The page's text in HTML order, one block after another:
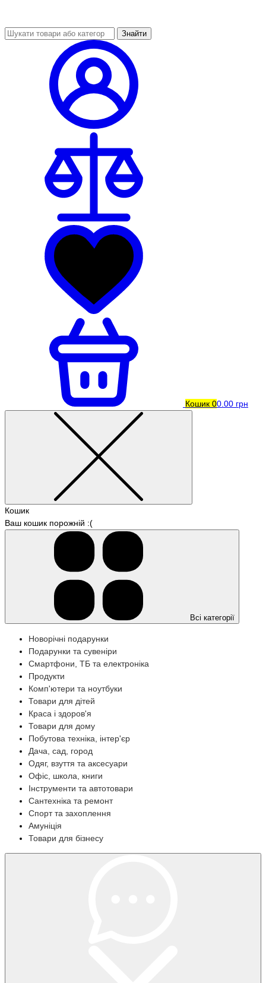
Знайти
Кошик 00.00 грн
Кошик
Ваш кошик порожній :(
Всі категорії
Новорічні подарунки
Подарунки та сувеніри
Смартфони, ТБ та електроніка
Продукти
Комп'ютери та ноутбуки
Товари для дітей
Краса і здоров'я
Товари для дому
Побутова техніка, інтер'єр
Дача, сад, город
Одяг, взуття та аксесуари
Офіс, школа, книги
Інструменти та автотовари
Сантехніка та ремонт
Спорт та захоплення
Амуніція
Товари для бізнесу